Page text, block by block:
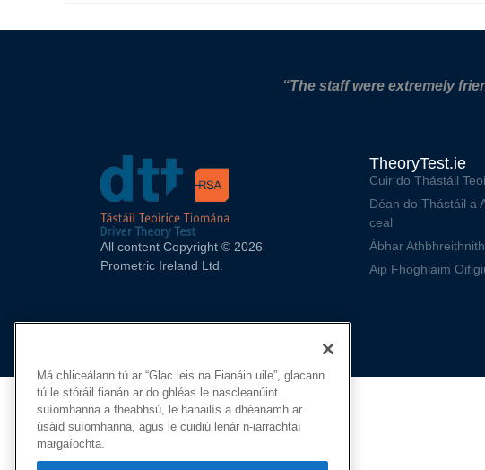
“The staff were extremely
All content Copyright © 2026
Prometric Ireland Ltd.
TheoryTest.ie
Cuir do Thástáil
Déan do Thástáil a
ceal
Ábhar
Aip Fhoghlaim
Má chliceálann tú ar “Glac leis na Fianáin uile”, glacann
tú le stóráil fianán ar do ghléas le nascleanúint
suíomhanna a fheabhsú, le hanailís a dhéanamh ar
úsáid suíomhanna, agus le cuidiú lenár n-iarrachtaí
margaíochta.